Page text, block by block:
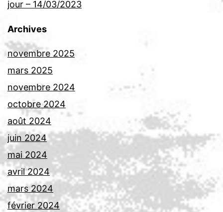
jour – 14/03/2023
Archives
novembre 2025
mars 2025
novembre 2024
octobre 2024
août 2024
juin 2024
mai 2024
avril 2024
mars 2024
février 2024